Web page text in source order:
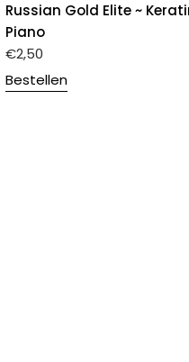
Russian Gold Elite ~
Piano
€2,50
Bestellen